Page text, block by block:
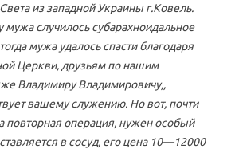
из западной Украины г.Ковель.
мужа случилось субарахноидальное
мужа удалось спасти благодаря
Церкви, друзьям по нашим
Владимиру Владимировичу,,
вашему служению. Но вот, почти
повторная операция, нужен особый
в сосуд, его цена 10—12000